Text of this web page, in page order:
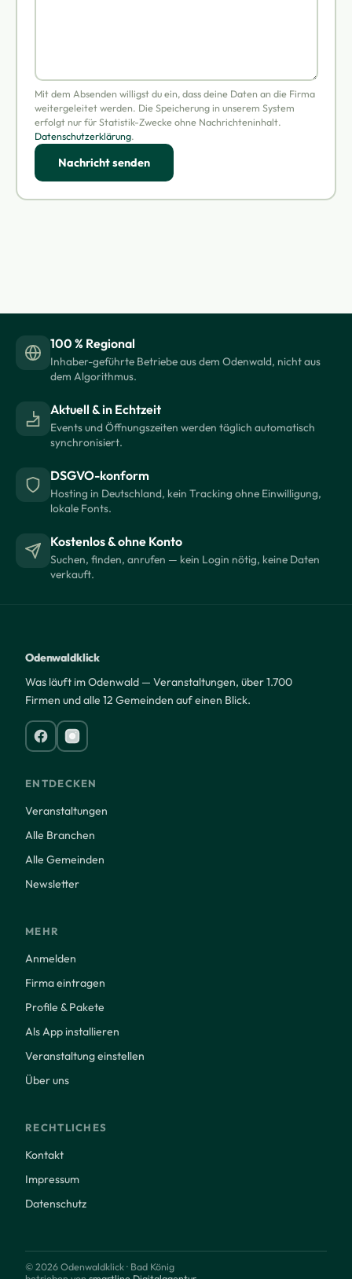
Mit dem Absenden willigst du ein, dass deine Daten an die Firma
weitergeleitet werden. Die Speicherung in unserem System
erfolgt nur für Statistik-Zwecke ohne Nachrichteninhalt.
Datenschutzerklärung.
Nachricht senden
100 % Regional
Inhaber-geführte Betriebe aus dem Odenwald, nicht aus
dem Algorithmus.
Aktuell & in Echtzeit
Events und Öffnungszeiten werden täglich automatisch
synchronisiert.
DSGVO-konform
Hosting in Deutschland, kein Tracking ohne Einwilligung,
lokale Fonts.
Kostenlos & ohne Konto
Suchen, finden, anrufen — kein Login nötig, keine Daten
verkauft.
Odenwaldklick
Was läuft im Odenwald — Veranstaltungen, über 1.700
Firmen und alle 12 Gemeinden auf einen Blick.
ENTDECKEN
Veranstaltungen
Alle Branchen
Alle Gemeinden
Newsletter
MEHR
Anmelden
Firma eintragen
Profile & Pakete
Als App installieren
Veranstaltung einstellen
Über uns
RECHTLICHES
Kontakt
Impressum
Datenschutz
© 2026 Odenwaldklick · Bad König